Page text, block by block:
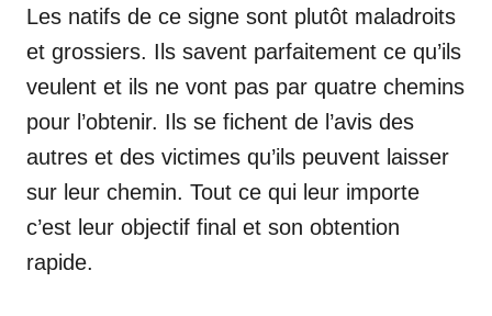
Les natifs de ce signe sont plutôt maladroits
et grossiers. Ils savent parfaitement ce qu’ils
veulent et ils ne vont pas par quatre chemins
pour l’obtenir. Ils se fichent de l’avis des
autres et des victimes qu’ils peuvent laisser
sur leur chemin. Tout ce qui leur importe
c’est leur objectif final et son obtention
rapide.